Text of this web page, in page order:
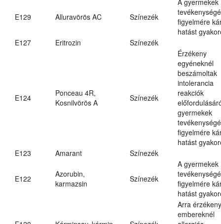
E129 Alluravörös AC Színezék
figyelmére
hatást
E127
Eritrozin Színezék
E124
Ponceau 4R,
Kosnilvörös A
Színezék
Érzékeny
egyéneknél
beszámoltak
intolerancia
reakciók
gyermekek
figyelmére
hatást
E123
Amarant Színezék
E122
Azorubin,
karmazsin
Színezék
A gyermekek
figyelmére
hatást
Arra érzékeny
embereknél